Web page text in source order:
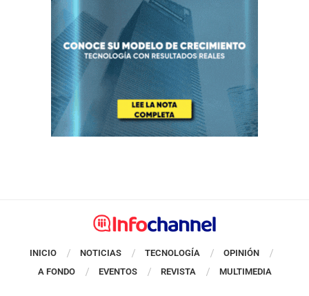
INICIO NOTICIAS TECNOLOGÍA
OPINIÓN
A FONDO
EVENTOS REVISTA MULTIMEDIA